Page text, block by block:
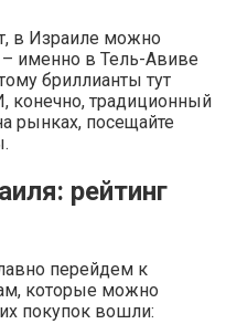
в Израиле можно
именно в Тель-Авиве
бриллианты тут
конечно, традиционный
рынках, посещайте
рейтинг
перейдем к
которые можно
покупок вошли: